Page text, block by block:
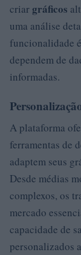
criar gráficos
uma análise
funcionalidade
dependem de
informadas.
A plataforma
ferramentas de
adaptem seus
Desde médias
complexos, os
mercado
capacidade de
personalizados